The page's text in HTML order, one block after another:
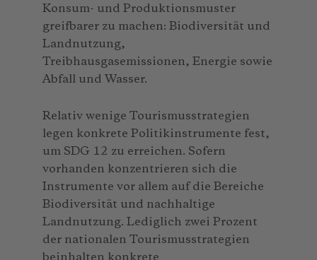
Konsum- und Produktionsmuster
greifbarer zu machen: Biodiversität und
Landnutzung,
Treibhausgasemissionen, Energie sowie
Abfall und Wasser.
Relativ wenige Tourismusstrategien
legen konkrete Politikinstrumente fest,
um SDG 12 zu erreichen. Sofern
vorhanden konzentrieren sich die
Instrumente vor allem auf die Bereiche
Biodiversität und nachhaltige
Landnutzung. Lediglich zwei Prozent
der nationalen Tourismusstrategien
beinhalten konkrete